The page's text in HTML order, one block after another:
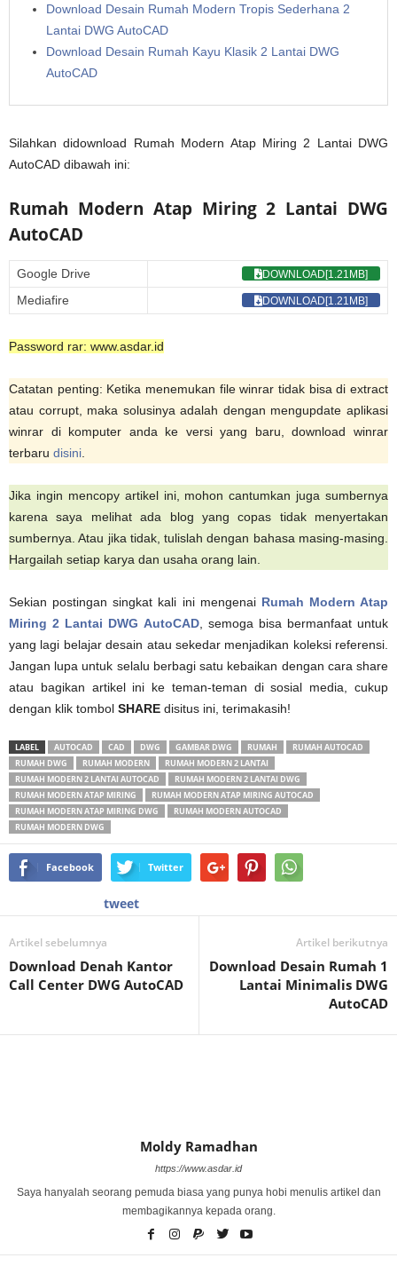
Download Desain Rumah Modern Tropis Sederhana 2
Lantai DWG AutoCAD
Download Desain Rumah Kayu Klasik 2 Lantai DWG
AutoCAD
Silahkan didownload Rumah Modern Atap Miring 2 Lantai DWG
AutoCAD dibawah ini:
Rumah Modern Atap Miring 2 Lantai DWG
AutoCAD
Google Drive DOWNLOAD[1.21MB]
Mediafire DOWNLOAD[1.21MB]
Password rar: www.asdar.id
Catatan penting: Ketika menemukan file winrar tidak bisa di extract
atau corrupt, maka solusinya adalah dengan mengupdate aplikasi
winrar di komputer anda ke versi yang baru, download winrar
terbaru disini
Jika ingin mencopy artikel ini, mohon cantumkan juga sumbernya
karena saya melihat ada blog yang copas tidak menyertakan
sumbernya. Atau jika tidak, tulislah dengan bahasa masing-masing.
Hargailah setiap karya dan usaha orang lain.
Sekian postingan singkat kali ini mengenai Rumah Modern Atap
Miring 2 Lantai DWG AutoCAD, semoga bisa bermanfaat untuk
yang lagi belajar desain atau sekedar menjadikan koleksi referensi.
Jangan lupa untuk selalu berbagi satu kebaikan dengan cara share
atau bagikan artikel ini ke teman-teman di sosial media, cukup
dengan klik tombol SHARE disitus ini, terimakasih!
LABEL AUTOCAD CAD DWG GAMBAR DWG RUMAH
RUMAH AUTOCAD
RUMAH DWG
RUMAH MODERN
RUMAH MODERN 2 LANTAI
RUMAH MODERN 2 LANTAI AUTOCAD
RUMAH MODERN 2 LANTAI DWG
RUMAH MODERN ATAP MIRING
RUMAH MODERN ATAP MIRING AUTOCAD
RUMAH MODERN ATAP MIRING DWG
RUMAH MODERN AUTOCAD
RUMAH MODERN DWG
Facebook Twitter
tweet
Artikel sebelumnya
Download Denah Kantor
Call Center DWG AutoCAD
Artikel berikutnya
Download Desain Rumah 1
Lantai Minimalis DWG
AutoCAD
Moldy Ramadhan
https://www.asdar.id
Saya hanyalah seorang pemuda biasa yang punya hobi menulis artikel dan
membagikannya kepada orang.